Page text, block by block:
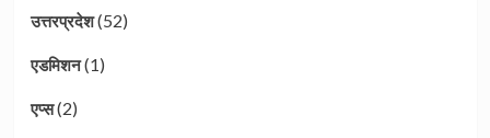
उत्तरप्रदेश(52)
एडमिशन(1)
एप्स(2)